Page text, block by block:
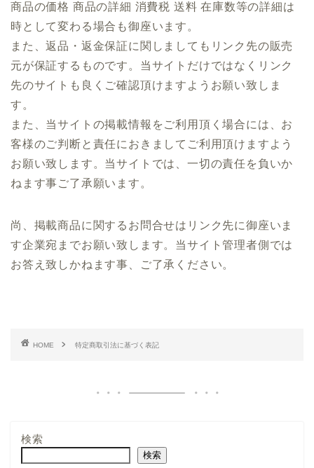
商品の価格 商品の詳細 消費税 送料 在庫数等の詳細は
時として変わる場合も御座います。
また、返品・返金保証に関しましてもリンク先の販売
元が保証するものです。当サイトだけではなくリンク
先のサイトも良くご確認頂けますようお願い致しま
す。
また、当サイトの掲載情報をご利用頂く場合には、お
客様のご判断と責任におきましてご利用頂けますよう
お願い致します。当サイトでは、一切の責任を負いか
ねます事ご了承願います。
尚、掲載商品に関するお問合せはリンク先に御座いま
す企業宛までお願い致します。当サイト管理者側では
お答え致しかねます事、ご了承ください。
HOME 特定商取引法に基づく表記
検索
検索